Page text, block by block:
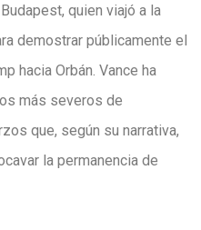
quien viajó a la
demostrar públicamente el
hacia Orbán. Vance ha
más severos de
que, según su narrativa,
la permanencia de